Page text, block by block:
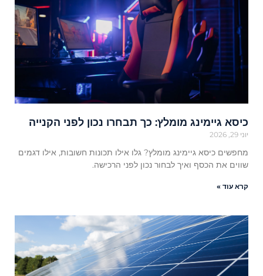
כיסא גיימינג מומלץ: כך תבחרו נכון לפני הקנייה
יוני 29, 2026
מחפשים כיסא גיימינג מומלץ? גלו אילו תכונות חשובות, אילו דגמים
שווים את הכסף ואיך לבחור נכון לפני הרכישה.
קרא עוד »